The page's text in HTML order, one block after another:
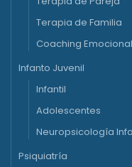
Terapia de Familia
Coaching Emocional
Infanto Juvenil
Infantil
Adolescentes
Neuropsicología
Psiquiatría